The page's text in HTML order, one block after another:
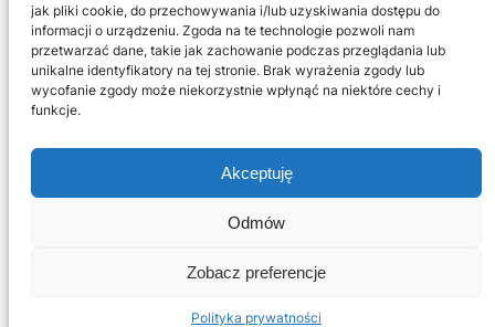
jak pliki cookie, do przechowywania i/lub uzyskiwania dostępu do
informacji o urządzeniu. Zgoda na te technologie pozwoli nam
przetwarzać dane, takie jak zachowanie podczas przeglądania lub
unikalne identyfikatory na tej stronie. Brak wyrażenia zgody lub
wycofanie zgody może niekorzystnie wpłynąć na niektóre cechy i
funkcje.
Akceptuję
Odmów
Zobacz preferencje
Polityka prywatności
Marketing Freelancer
Projekty Prywatność i regulamin
Polityka cookie